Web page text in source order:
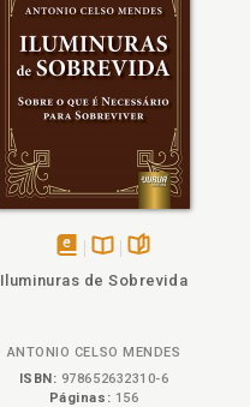
disponível
Disponível
páginas
Iluminuras de Sobrevida
ANTONIO CELSO MENDES
ISBN: 978652632310-6
Páginas: 156